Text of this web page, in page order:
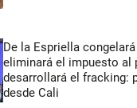
De la Espriella
eliminará el impuesto al
desarrollará el fracking:
desde Cali